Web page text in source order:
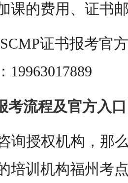
课的费用、证书
证书报考官
19963017889
考流程及官方入口
询授权机构，那
培训机构福州考